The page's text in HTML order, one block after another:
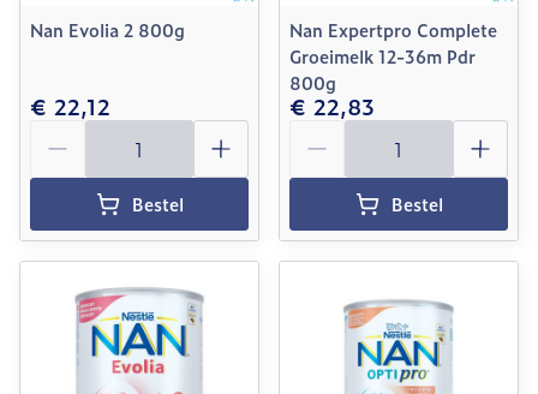
Nan Evolia 2 800g
€ 22,12
Aantal
Bestel
Nan Expertpro Complete
Groeimelk 12-36m Pdr
800g
€ 22,83
Aantal
Bestel